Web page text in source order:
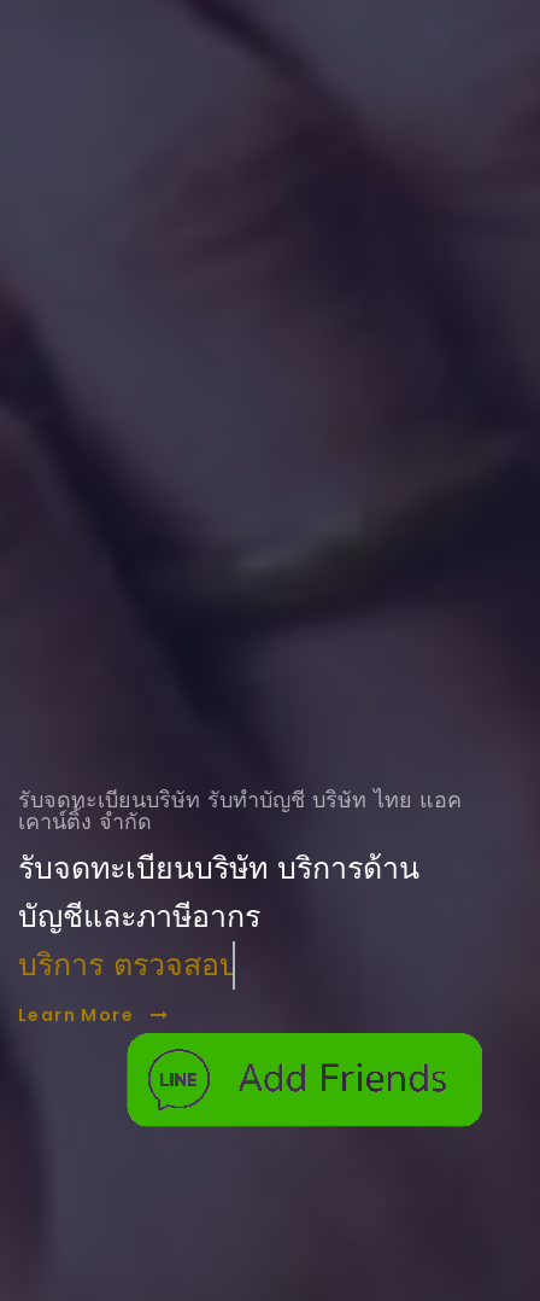
รับจดทะเบียนบริษัท รับทําบัญชี บริษัท ไทย แอค
เคาน์ติ้ง จำกัด
รับจดทะเบียนบริษัท บริการด้าน
บัญชีและภาษีอากร
บริการ ตรวจสอบบัญชี
Learn More